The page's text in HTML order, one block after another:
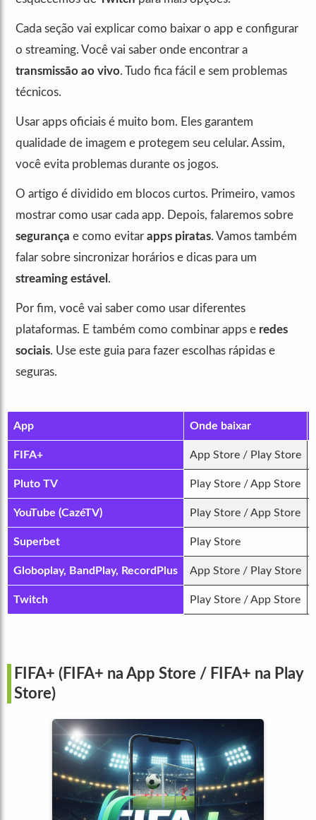
Cada seção vai explicar como baixar o app e configurar
o streaming. Você vai saber onde encontrar a
transmissão ao vivo. Tudo fica fácil e sem problemas
técnicos.
Usar apps oficiais é muito bom. Eles garantem
qualidade de imagem e protegem seu celular. Assim,
você evita problemas durante os jogos.
O artigo é dividido em blocos curtos. Primeiro, vamos
mostrar como usar cada app. Depois, falaremos sobre
segurança e como evitar apps piratas. Vamos também
falar sobre sincronizar horários e dicas para um
streaming estável .
Por fim, você vai saber como usar diferentes
plataformas. E também como combinar apps e redes
sociais. Use este guia para fazer escolhas rápidas e
seguras.
App Onde baixar
FIFA+ App Store / Play Store
Pluto TV Play Store / App Store
YouTube (CazéTV) Play Store / App Store
Superbet Play Store
Globoplay, BandPlay, RecordPlus App Store / Play Store
Twitch Play Store / App Store
FIFA+ (FIFA+ na App Store / FIFA+ na Play
Store)